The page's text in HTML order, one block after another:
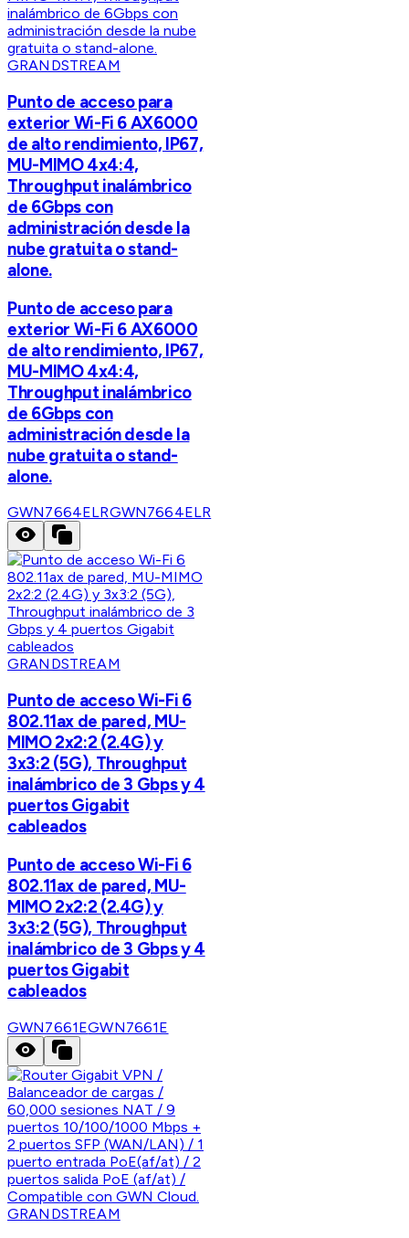
GRANDSTREAM
Punto de acceso para
exterior Wi-Fi 6 AX6000
de alto rendimiento, IP67,
MU-MIMO 4x4:4,
Throughput inalámbrico
de 6Gbps con
administración desde la
nube gratuita o stand-
alone.
Punto de acceso para
exterior Wi-Fi 6 AX6000
de alto rendimiento, IP67,
MU-MIMO 4x4:4,
Throughput inalámbrico
de 6Gbps con
administración desde la
nube gratuita o stand-
alone.
GWN7664ELRGWN7664ELR
GRANDSTREAM
Punto de acceso Wi-Fi 6
802.11ax de pared, MU-
MIMO 2x2:2 (2.4G) y
3x3:2 (5G), Throughput
inalámbrico de 3 Gbps y 4
puertos Gigabit
cableados
Punto de acceso Wi-Fi 6
802.11ax de pared, MU-
MIMO 2x2:2 (2.4G) y
3x3:2 (5G), Throughput
inalámbrico de 3 Gbps y 4
puertos Gigabit
cableados
GWN7661EGWN7661E
GRANDSTREAM